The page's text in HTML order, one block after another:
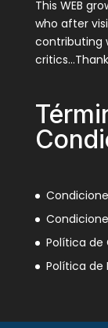
This WEB
who after
contributing
Política de
Política de